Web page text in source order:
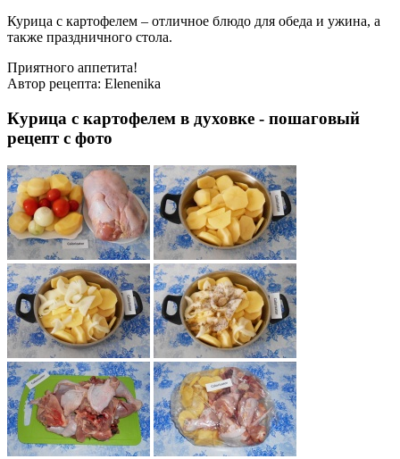
Курица с картофелем – отличное блюдо для обеда и ужина, а
также праздничного стола.
Приятного аппетита!
Автор рецепта: Elenenika
Курица с картофелем в духовке - пошаговый
рецепт с фото